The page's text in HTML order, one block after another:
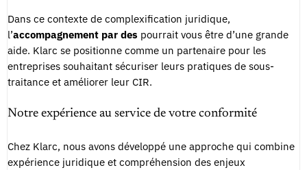
Dans ce contexte de complexification juridique,
l’accompagnement par des pourrait vous être d’une grande
aide. Klarc se positionne comme un partenaire pour les
entreprises souhaitant sécuriser leurs pratiques de sous-
traitance et améliorer leur CIR.
Notre expérience au service de votre conformité
Chez Klarc, nous avons développé une approche qui combine
expérience juridique et compréhension des enjeux